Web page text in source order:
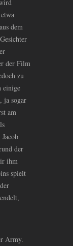
dem
der Film
zu
einige
ja sogar
am
der
ihm
spielt
Army.